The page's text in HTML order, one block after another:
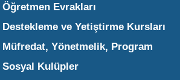
Öğretmen Evrakları
Destekleme ve Yetiştirme Kursları
Müfredat, Yönetmelik, Program
Sosyal Kulüpler